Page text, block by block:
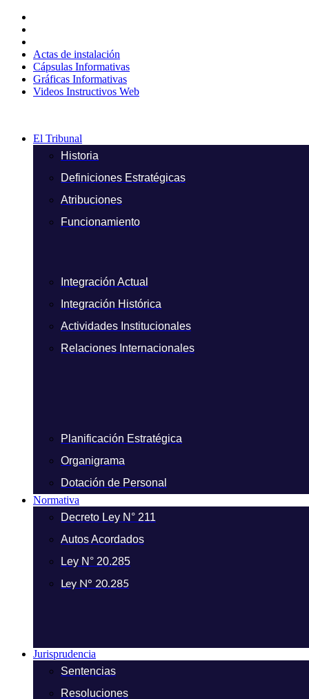
contenido
Actas de instalación
Cápsulas Informativas
Gráficas Informativas
Videos Instructivos Web
El Tribunal
Historia
Definiciones Estratégicas
Atribuciones
Funcionamiento
Integración Actual
Integración Histórica
Actividades Institucionales
Relaciones Internacionales
Planificación Estratégica
Organigrama
Dotación de Personal
Normativa
Decreto Ley N° 211
Autos Acordados
Ley N° 20.285
Ley N° 20.285
Jurisprudencia
Sentencias
Resoluciones